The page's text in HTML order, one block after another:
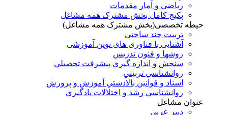
ریاضی و آمار مقدمات
پکیج کامل بخش مشترک همه مشاغل
حیطه تخصصی(بخش مشترک همه مشاغل)
تربیت چند ساحتی
آشنایی با فناوری های نوین آموزشی
روشها و فنون تدريس
سنجش و اندازه گيري پيشرفت تحصيلي
روانشناسي تربيتي
اسناد و قوانين بالادستي آموزش و پرورش
روانشناسي رشد و اختلالات يادگيري
عنوان مشاغل
دبير عربی